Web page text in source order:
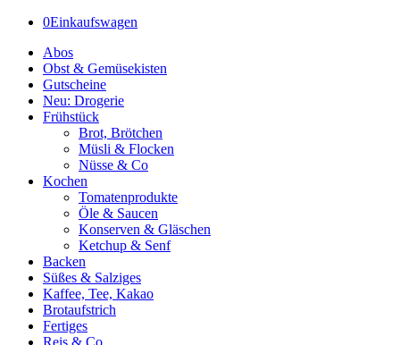
0Einkaufswagen
Abos
Obst & Gemüsekisten
Gutscheine
Neu: Drogerie
Frühstück
Brot, Brötchen
Müsli & Flocken
Nüsse & Co
Kochen
Tomatenprodukte
Öle & Saucen
Konserven & Gläschen
Ketchup & Senf
Backen
Süßes & Salziges
Kaffee, Tee, Kakao
Brotaufstrich
Fertiges
Reis & Co